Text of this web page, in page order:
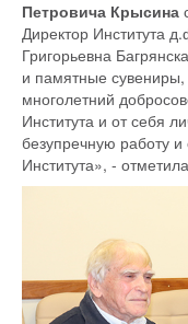
Петровича Крысина
Директор Института
Григорьевна
и памятные сувениры,
многолетний
Института и от себя
безупречную работу и
Института», -